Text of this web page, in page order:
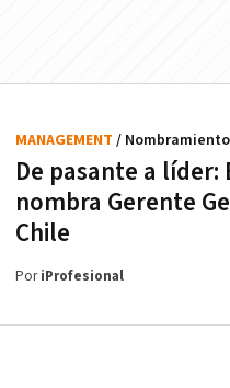
De pasante a
nombra Gerente
Chile
MANAGEMENT /
PoriProfesional